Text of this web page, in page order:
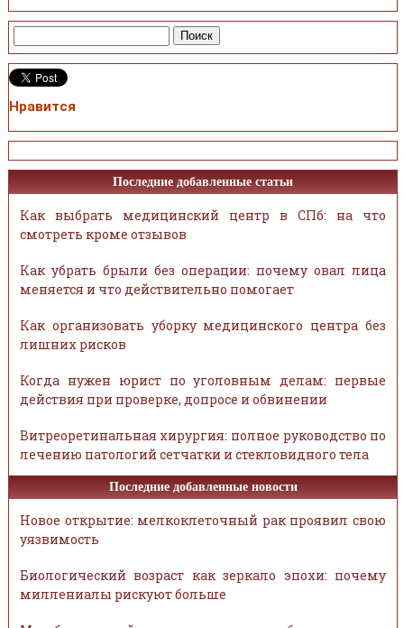
Нравится
Последние добавленные статьи
Как выбрать медицинский центр в СПб: на что
смотреть кроме отзывов
Как убрать брыли без операции: почему овал лица
меняется и что действительно помогает
Как организовать уборку медицинского центра без
лишних рисков
Когда нужен юрист по уголовным делам: первые
действия при проверке, допросе и обвинении
Витреоретинальная хирургия: полное руководство по
лечению патологий сетчатки и стекловидного тела
Последние добавленные новости
Новое открытие: мелкоклеточный рак проявил свою
уязвимость
Биологический возраст как зеркало эпохи: почему
миллениалы рискуют больше